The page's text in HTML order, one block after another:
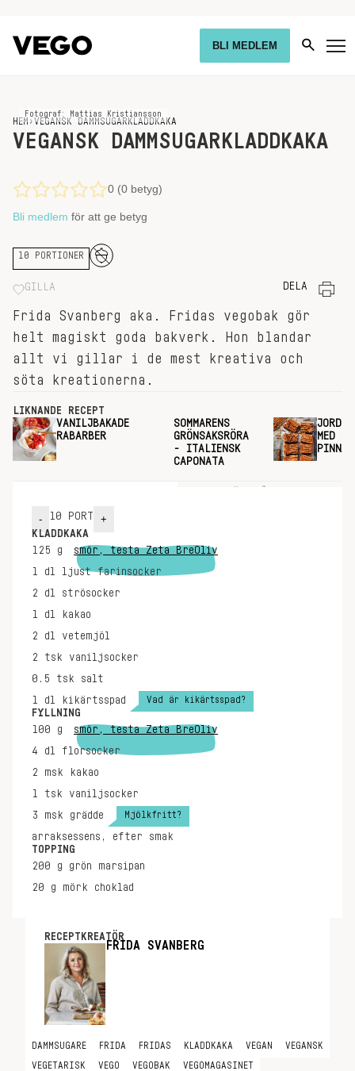
BLI MEDLEM
HEM ›VEGANSK DAMMSUGARKLADDKAKA
Fotograf: Mattias Kristiansson
VEGANSK DAMMSUGARKLADDKAKA
0 (0 betyg)
Bli medlem för att ge betyg
10 PORTIONER
GILLA DELA
Frida Svanberg aka. Fridas vegobak gör
helt magiskt goda bakverk. Hon blandar
allt vi gillar i de mest kreativa och
söta kreationerna.
LIKNANDE RECEPT
VANILJBAKADE
RABARBER
SOMMARENS
GRÖNSAKSRÖRA
- ITALIENSK
CAPONATA
MED
PINNAR
- 10 PORT +
KLADDKAKA
125 g
smör, testa Zeta BreOliv
1 dl
ljust farinsocker
2 dl
strösocker
1 dl
kakao
2 dl
vetemjöl
2 tsk
vaniljsocker
0.5 tsk
salt
1 dl kikärtsspad Vad är kikärtsspad?
FYLLNING
100 g
smör, testa Zeta BreOliv
4 dl
florsocker
2 msk
kakao
1 tsk
vaniljsocker
3 msk grädde Mjölkfritt?
arraksessens, efter smak
TOPPING
200 g
grön marsipan
20 g mörk choklad
RECEPTKREATÖR
FRIDA SVANBERG
DAMMSUGARE FRIDA FRIDAS KLADDKAKA VEGAN VEGANSK
VEGETARISK VEGO VEGOBAK
VEGOMAGASINET